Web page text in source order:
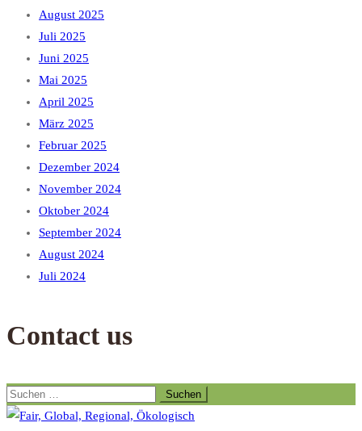
August 2025
Juli 2025
Juni 2025
Mai 2025
April 2025
März 2025
Februar 2025
Dezember 2024
November 2024
Oktober 2024
September 2024
August 2024
Juli 2024
Contact us
Suchen
nach: